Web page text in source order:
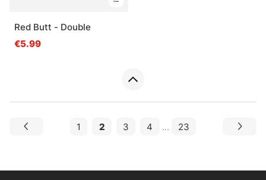
Red Butt - Double
€5.99
1 2 3 4 ... 23